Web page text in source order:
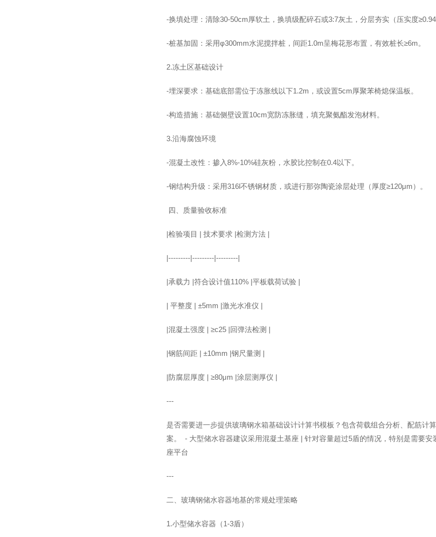
-换填处理：清除30-50cm厚软土，换填级配碎石或3:7灰土，分层夯实（压实度≥0.94
-桩基加固：采用φ300mm水泥搅拌桩，间距1.0m呈梅花形布置，有效桩长≥6m。
2.冻土区基础设计
-埋深要求：基础底部需位于冻胀线以下1.2m，或设置5cm厚聚苯椅熄保温板。
-构造措施：基础侧壁设置10cm宽防冻胀缝，填充聚氨酯发泡材料。
3.沿海腐蚀环境
-混凝土改性：掺入8%-10%硅灰粉，水胶比控制在0.4以下。
-钢结构升级：采用316l不锈钢材质，或进行那弥陶瓷涂层处理（厚度≥120μm）。
四、质量验收标准
|检验项目 | 技术要求 |检测方法 |
|---------|---------|---------|
|承载力 |符合设计值110% |平板载荷试验 |
| 平整度 | ±5mm |激光水准仪 |
|混凝土强度 | ≥c25 |回弹法检测 |
|钢筋间距 | ±10mm |钢尺量测 |
|防腐层厚度 | ≥80μm |涂层测厚仪 |
---
是否需要进一步提供玻璃钢水箱基础设计计算书模板？包含荷载组合分析、配筋计
案。 - 大型储水容器建议采用混凝土基座 | 针对容量超过5盾的情况，特别是需要
座平台
---
二、玻璃钢储水容器地基的常规处理策略
1.小型储水容器（1-3盾）